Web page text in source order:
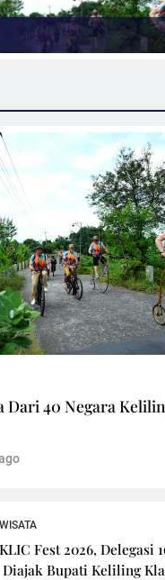
Dari 40 Negara
WISATA
KLIC Fest 2026, Delegasi
Diajak Bupati Keliling